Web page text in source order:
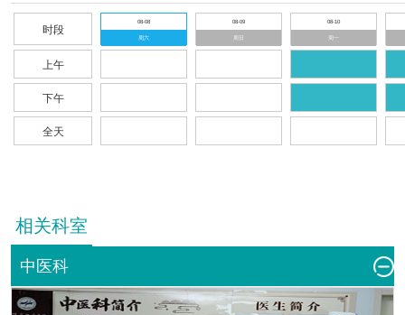
时段
上午
下午
全天
08-08
周六
08-09
周日
08-10
周一
相关科室
中医科